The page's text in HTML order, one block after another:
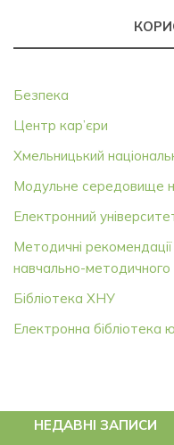
Безпека
Центр кар’єри
Хмельницький
Модульне середовище
Електронний
Методичні
навчально-методичного
Бібліотека ХНУ
Електронна бібліотека
НЕДАВНІ ЗАПИСИ